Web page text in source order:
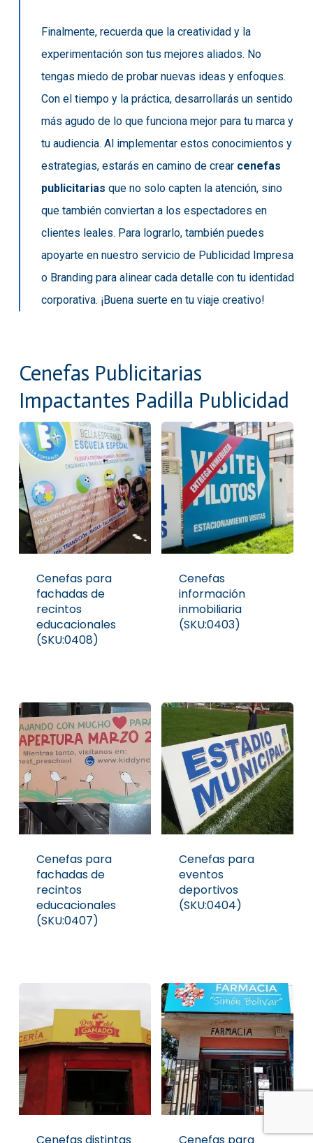
Finalmente, recuerda que la creatividad y la
experimentación son tus mejores aliados. No
tengas miedo de probar nuevas ideas y enfoques.
Con el tiempo y la práctica, desarrollarás un sentido
más agudo de lo que funciona mejor para tu marca y
tu audiencia. Al implementar estos conocimientos y
estrategias, estarás en camino de crear cenefas
publicitarias que no solo capten la atención, sino
que también conviertan a los espectadores en
clientes leales. Para lograrlo, también puedes
apoyarte en nuestro servicio de Publicidad Impresa
o Brandingpara alinear cada detalle con tu identidad
corporativa. ¡Buena suerte en tu viaje creativo!
Cenefas Publicitarias
Impactantes Padilla Publicidad
Cenefas para
fachadas de
recintos
educacionales
(SKU:0408)
Cenefas
información
inmobiliaria
(SKU:0403)
Cenefas para
fachadas de
recintos
educacionales
(SKU:0407)
Cenefas para
eventos
deportivos
(SKU:0404)